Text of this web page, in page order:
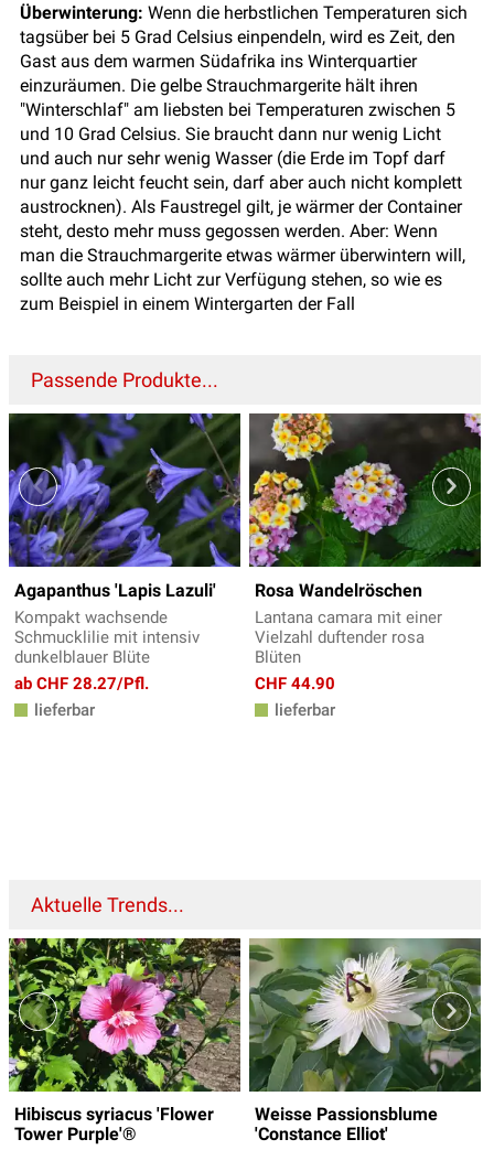
Überwinterung: Wenn die herbstlichen Temperaturen sich
tagsüber bei 5 Grad Celsius einpendeln, wird es Zeit, den
Gast aus dem warmen Südafrika ins Winterquartier
einzuräumen. Die gelbe Strauchmargerite hält ihren
"Winterschlaf" am liebsten bei Temperaturen zwischen 5
und 10 Grad Celsius. Sie braucht dann nur wenig Licht
und auch nur sehr wenig Wasser (die Erde im Topf darf
nur ganz leicht feucht sein, darf aber auch nicht komplett
austrocknen). Als Faustregel gilt, je wärmer der Container
steht, desto mehr muss gegossen werden. Aber: Wenn
man die Strauchmargerite etwas wärmer überwintern will,
sollte auch mehr Licht zur Verfügung stehen, so wie es
zum Beispiel in einem Wintergarten der Fall
Passende Produkte...
Agapanthus 'Lapis Lazuli'
Kompakt wachsende
Schmucklilie mit intensiv
dunkelblauer Blüte
ab CHF 28.27/Pfl.
lieferbar
Rosa Wandelröschen
Lantana camara mit einer
Vielzahl duftender rosa
Blüten
CHF 44.90
lieferbar
Aktuelle Trends...
Hibiscus syriacus 'Flower
Tower Purple'®
Weisse Passionsblume
'Constance Elliot'